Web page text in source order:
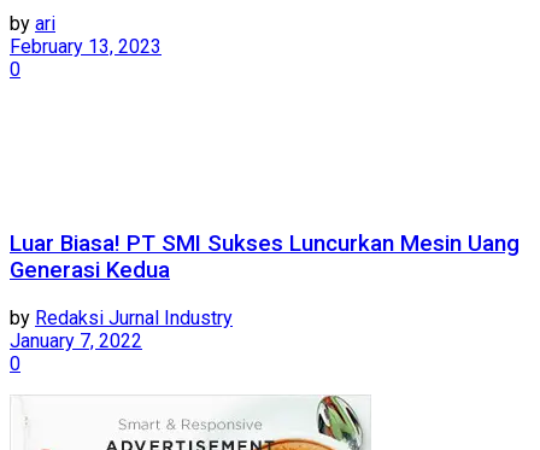
by ari
February 13, 2023
0
Luar Biasa! PT SMI Sukses Luncurkan Mesin Uang
Generasi Kedua
by Redaksi Jurnal Industry
January 7, 2022
0